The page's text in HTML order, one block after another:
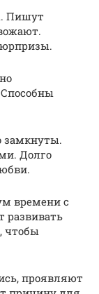
Пишут
замкнуты.
Долго
времени с
развивать
чтобы
проявляют